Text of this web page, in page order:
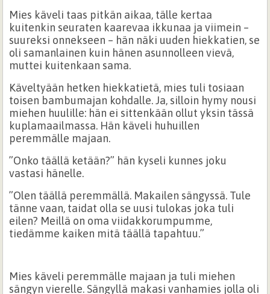
Mies käveli taas pitkän aikaa, tälle kertaa
kuitenkin seuraten kaarevaa ikkunaa ja viimein –
suureksi onnekseen – hän näki uuden hiekkatien, se
oli samanlainen kuin hänen asunnolleen vievä,
muttei kuitenkaan sama.
Käveltyään hetken hiekkatietä, mies tuli tosiaan
toisen bambumajan kohdalle. Ja, silloin hymy nousi
miehen huulille: hän ei sittenkään ollut yksin tässä
kuplamaailmassa. Hän käveli huhuillen
peremmälle majaan.
”Onko täällä ketään?” hän kyseli kunnes joku
vastasi hänelle.
”Olen täällä peremmällä. Makailen sängyssä. Tule
tänne vaan, taidat olla se uusi tulokas joka tuli
eilen? Meillä on oma viidakkorumpumme,
tiedämme kaiken mitä täällä tapahtuu.”
Mies käveli peremmälle majaan ja tuli miehen
sängyn vierelle. Sängyllä makasi vanhamies jolla oli